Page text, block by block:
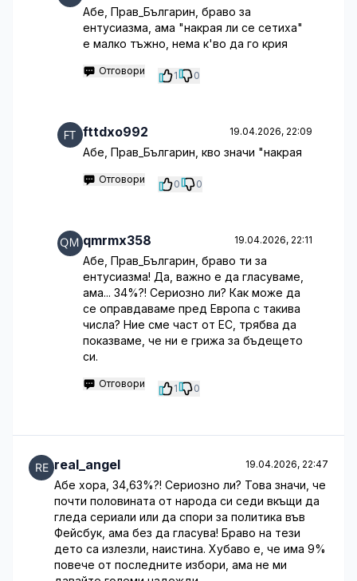
Абе, Прав_Българин, браво за
ентусиазма, ама "накрая ли се сетиха"
е малко тъжно, нема к'во да го крия
Отговори 1 0
fttdxo992 19.04.2026, 22:09
Абе, Прав_Българин, кво значи "накрая
Отговори 0 0
qmrmx358 19.04.2026, 22:11
Абе, Прав_Българин, браво ти за
ентусиазма! Да, важно е да гласуваме,
ама... 34%?! Сериозно ли? Как може да
се оправдаваме пред Европа с такива
числа? Ние сме част от ЕС, трябва да
показваме, че ни е грижа за бъдещето
си.
Отговори 1 0
real_angel 19.04.2026, 22:47
Абе хора, 34,63%?! Сериозно ли? Това значи, че
почти половината от народа си седи вкъщи да
гледа сериали или да спори за политика във
Фейсбук, ама без да гласува! Браво на тези
дето са излезли, наистина. Хубаво е, че има 9%
повече от последните избори, ама не ми